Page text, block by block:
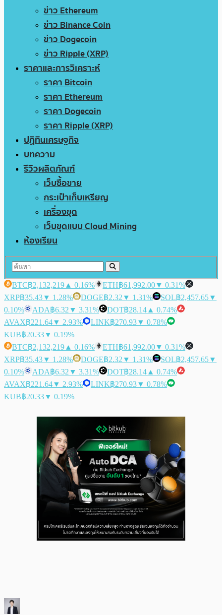
ข่าว Ethereum
ข่าว Binance Coin
ข่าว Dogecoin
ข่าว Ripple (XRP)
ราคาและการวิเคราะห์
ราคา Bitcoin
ราคา Ethereum
ราคา Dogecoin
ราคา Ripple (XRP)
ปฏิทินเศรษฐกิจ
บทความ
รีวิวผลิตภัณฑ์
เว็บซื้อขาย
กระเป๋าเก็บเหรียญ
เครื่องขุด
เว็บขุดแบบ Cloud Mining
ห้องเรียน
BTC฿2,132,219 ▲ 0.16% ETH฿61,992.00▼ 0.31%
XRP฿35.43▼ 1.28% DOGE฿2.32 ▼ 1.31% SOL฿2,457.65▼
0.10%
ADA฿6.32 ▼ 3.31% DOT฿28.14 ▲ 0.74%
AVAX฿221.64▼ 2.93% LINK฿270.93▼ 0.78%
KUB฿20.33▼ 0.19%
BTC฿2,132,219 ▲ 0.16% ETH฿61,992.00▼ 0.31%
XRP฿35.43▼ 1.28% DOGE฿2.32 ▼ 1.31% SOL฿2,457.65▼
0.10%
ADA฿6.32 ▼ 3.31% DOT฿28.14 ▲ 0.74%
AVAX฿221.64▼ 2.93% LINK฿270.93▼ 0.78%
KUB฿20.33▼ 0.19%